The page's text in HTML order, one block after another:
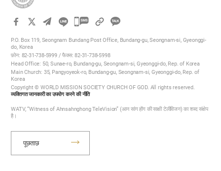
카
오
톡
공
하
P.O. Box 119, Seongnam Bundang Post Office, Bundang-gu, Seongnam-si, Gyeonggi-
do, Korea
फ़ोन: 82-31-738-5999 / फैक्स: 82-31-738-5998
Head Office: 50, Sunae-ro, Bundang-gu, Seongnam-si, Gyeonggi-do, Rep. of Korea
Main Church: 35, Pangyoyeok-ro, Bundang-gu, Seongnam-si, Gyeonggi-do, Rep. of
Korea
Copyright © WORLD MISSION SOCIETY CHURCH OF GOD. All rights reserved.
व्यक्तिगत जानकारी का उपयोग करने की नीति
WATV, “Witness of Ahnsahnghong TeleVision” (आन सांग होंग की साक्षी टेलीविजन) का शब्द संक्षेप
है।
पूछताछ